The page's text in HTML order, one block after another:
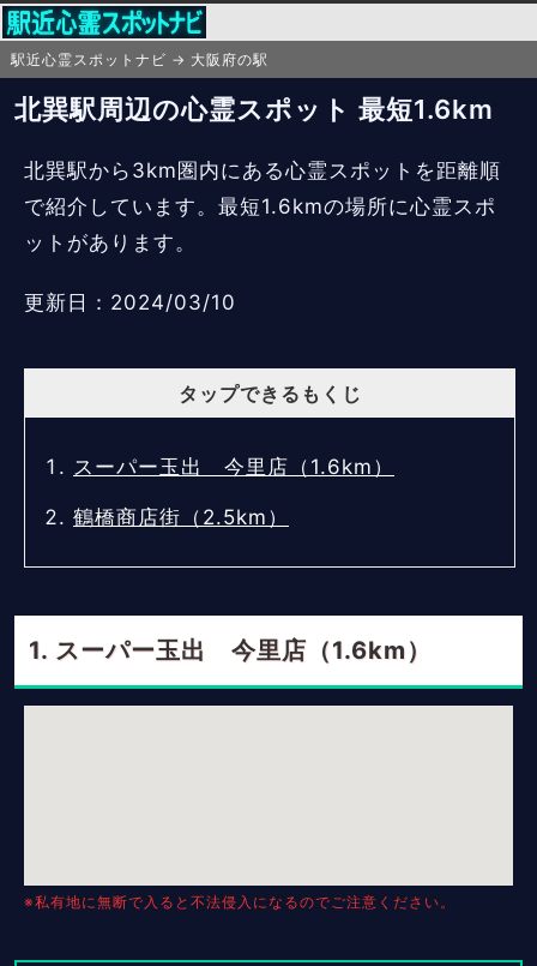
駅近心霊スポットナビ 大阪府の駅
北巽駅周辺の心霊スポット 最短1.6km
北巽駅から3km圏内にある心霊スポットを距離順
で紹介しています。最短1.6kmの場所に心霊スポ
ットがあります。
更新日：2024/03/10
タップできるもくじ
スーパー玉出 今里店（1.6km）
鶴橋商店街（2.5km）
スーパー玉出 今里店（1.6km）
※私有地に無断で入ると不法侵入になるのでご注意ください。